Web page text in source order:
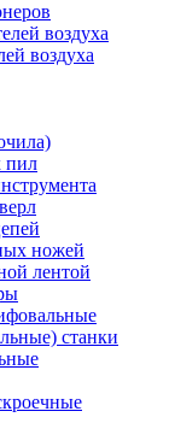
воздуха
воздуха
пил
ножей
лентой
станки